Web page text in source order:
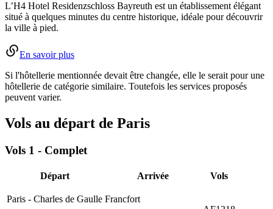
L’H4 Hotel Residenzschloss Bayreuth est un établissement élégant
situé à quelques minutes du centre historique, idéale pour découvrir
la ville à pied.
En savoir plus
Si l'hôtellerie mentionnée devait être changée, elle le serait pour une
hôtellerie de catégorie similaire. Toutefois les services proposés
peuvent varier.
Vols au départ de Paris
Vols 1 - Complet
Départ Arrivée Vols
Paris - Charles de Gaulle Francfort